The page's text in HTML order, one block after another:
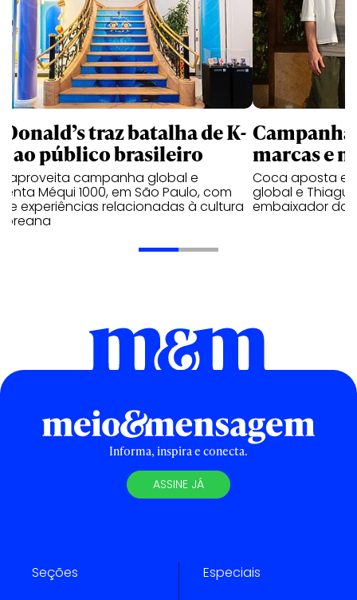
traz batalha de K-
ao público brasileiro
aproveita campanha global e
Méqui 1000, em São Paulo, com
e experiências relacionadas à cultura
marcas e
Coca aposta
global e
embaixador da
Informa, inspira e conecta.
ASSINE JÁ
Seções Especiais